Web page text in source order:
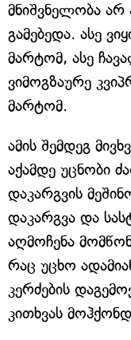
მნიშვნელობა არ
გამებედა. ასე
მარტომ, ასე
ვიმოგზაურე
მარტომ.
ამის შემდეგ
აქამდე უცნობი
დაკარგვის
დაკარგვა და
აღმოჩენა
რაც უცხო
კერძების
კითხვას